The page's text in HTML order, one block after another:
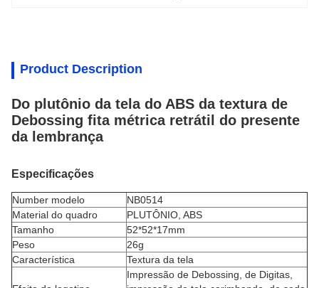
Product Description
Do plutônio da tela do ABS da textura de
Debossing fita métrica retrátil do presente
da lembrança
Especificações
Number modelo
NB0514
Material do quadro
PLUTÔNIO, ABS
Tamanho
52*52*17mm
Peso
26g
Característica
Textura da tela
Impressão de Debossing, de Digitas,